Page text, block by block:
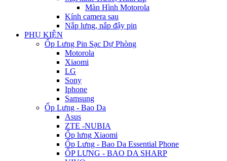
Màn Hình Motorola
Kính camera sau
Nắp lưng, nắp đậy pin
PHỤ KIỆN
Ốp Lưng Pin Sạc Dự Phòng
Motorola
Xiaomi
LG
Sony
Iphone
Samsung
Ốp Lưng - Bao Da
Asus
ZTE -NUBIA
Ốp lưng Xiaomi
Ốp Lưng - Bao Da Essential Phone
ỐP LƯNG - BAO DA SHARP